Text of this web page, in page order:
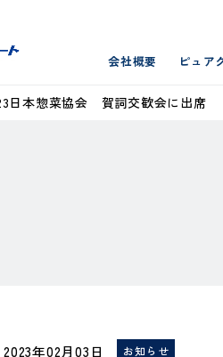
会社概要 ピュア
日本惣菜協会 賀詞交歓会に出席
2023年02月03日 お知らせ